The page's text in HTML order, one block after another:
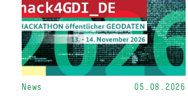
News 05.08.2026